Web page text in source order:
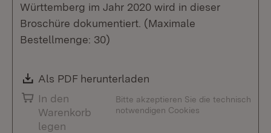
Württemberg im Jahr 2020 wird in dieser
Broschüre dokumentiert. (Maximale
Bestellmenge: 30)
Download:
Als PDF herunterladen
In den
Warenkorb
legen
Bitte akzeptieren Sie die technisch
notwendigen Cookies